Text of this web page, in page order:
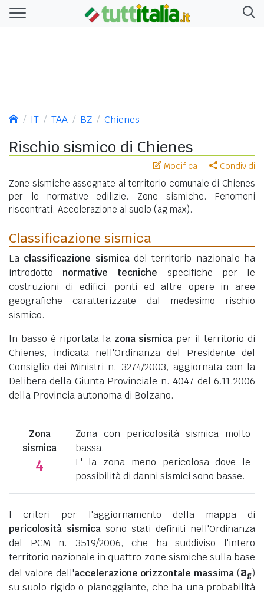
IT TAA BZ Chienes
Rischio sismico di Chienes
Modifica Condividi
Zone sismiche assegnate al territorio comunale di Chienes
per le normative edilizie. Zone sismiche. Fenomeni
riscontrati. Accelerazione al suolo (ag max).
Classificazione sismica
La classificazione sismicadel territorio nazionale ha
introdotto normative tecniche specifiche per le
costruzioni di edifici, ponti ed altre opere in aree
geografiche caratterizzate dal medesimo rischio
sismico.
In basso è riportata la zona sismica per il territorio di
Chienes, indicata nell'Ordinanza del Presidente del
Consiglio dei Ministri n. 3274/2003, aggiornata con la
Delibera della Giunta Provinciale n. 4047 del 6.11.2006
della Provincia autonoma di Bolzano.
Zona
sismica
4
Zona con pericolosità sismica molto
bassa.
E' la zona meno pericolosa dove le
possibilità di danni sismici sono basse.
I criteri per l'aggiornamento della mappa di
pericolosità sismica sono stati definiti nell'Ordinanza
del PCM n. 3519/2006, che ha suddiviso l'intero
territorio nazionale in quattro zone sismiche sulla base
del valore dell'accelerazione orizzontale massima (ag)
su suolo rigido o pianeggiante, che ha una probabilità